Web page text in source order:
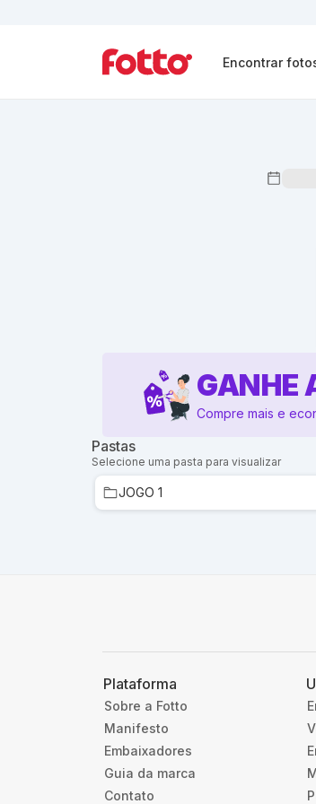
Encontrar
GANHE
Compre mais e
Pastas
Selecione uma pasta para visualizar
JOGO 1
Plataforma
Sobre a Fotto
Manifesto
Embaixadores
Guia da marca
Contato